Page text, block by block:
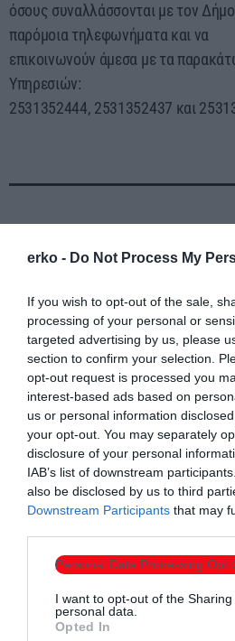
erko - Do Not Process My
If you wish to opt-out of the sale,
processing of your personal or
targeted advertising by us, please
section to confirm your selection.
opt-out request is processed you
interest-based ads based on
us or personal information
your opt-out. You may separately
disclosure of your personal
IAB’s list of downstream
also be disclosed by us to third
Downstream Participants that may
Personal Data Processing Opt
I want to opt-out of the
personal data.
Opted In
όσους συναλλάσσονται με τον
παρόμοια τηλεφωνήματα και να
επικοινωνούν άμεσα με τα
Υπηρεσιών:
2531352444, 2531352437 και
Συντάχθηκε από:ERKO
email
Σχετικά άρθρα